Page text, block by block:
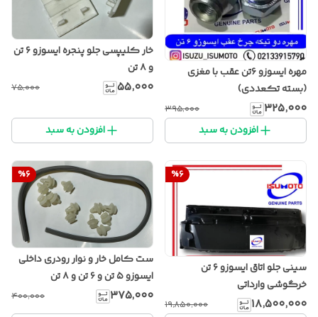
مهره ایسوزو ۶تن عقب با مغزی
(بسته تکعددی)
۳۲۵٬۰۰۰ ۳۹۵٬۰۰۰
افزودن به سبد
خار کلیپسی جلو پنجره ایسوزو ۶ تن
و ۸ تن
۵۵٬۰۰۰ ۷۵٬۰۰۰
افزودن به سبد
%6
سینی جلو اتاق ایسوزو ۶ تن
خرگوشی وارداتی
۱۸٬۵۰۰٬۰۰۰ ۱۹٬۸۵۰٬۰۰۰
%6
ست کامل خار و نوار رودری داخلی
ایسوزو ۵ تن و ۶ تن و ۸ تن
۳۷۵٬۰۰۰ ۴۰۰٬۰۰۰